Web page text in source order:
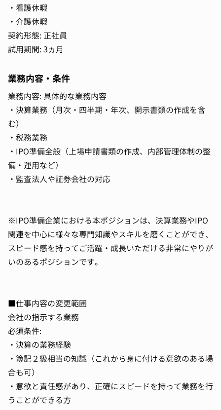
・看護休暇
・介護休暇
契約形態: 正社員
試用期間: 3ヵ月
業務内容・条件
業務内容: 具体的な業務内容
・決算業務（月次・四半期・年次、開示書類の作成を含
む）
・税務業務
・IPO準備全般（上場申請書類の作成、内部管理体制の整
備・運用など）
・監査法人や証券会社の対応
※IPO準備企業における本ポジションは、決算業務やIPO
関連を中心に様々な専門知識やスキルを磨くことができ、
スピード感を持ってご活躍・成長いただける非常にやりが
いのあるポジションです。
■仕事内容の変更範囲
会社の指示する業務
必須条件:
・決算の業務経験
・簿記２級相当の知識（これから身に付ける意欲のある場
合も可）
・意欲と責任感があり、正確にスピードを持って業務を行
うことができる方